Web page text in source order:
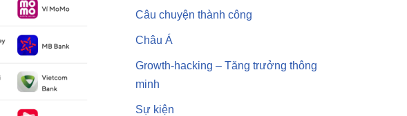
Câu chuyện thành công
Châu Á
Growth-hacking – Tăng trưởng thông
minh
Sự kiện